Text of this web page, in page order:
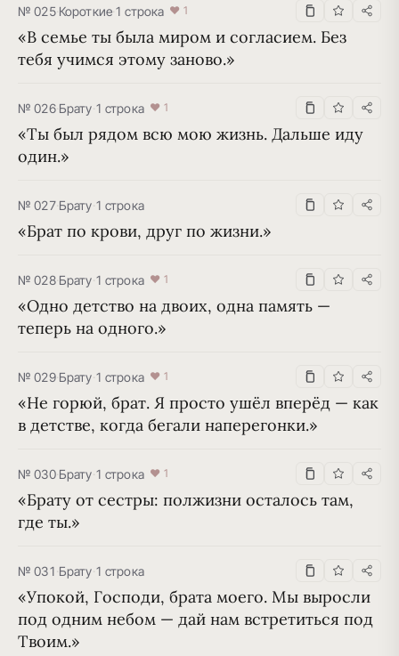
№ 025·Короткие·1 строка ♥ 1
«В семье ты была миром и согласием. Без
тебя учимся этому заново.»
№ 026·Брату·1 строка ♥ 1
«Ты был рядом всю мою жизнь. Дальше иду
один.»
№ 027·Брату·1 строка
«Брат по крови, друг по жизни.»
№ 028·Брату·1 строка ♥ 1
«Одно детство на двоих, одна память —
теперь на одного.»
№ 029·Брату·1 строка ♥ 1
«Не горюй, брат. Я просто ушёл вперёд — как
в детстве, когда бегали наперегонки.»
№ 030·Брату·1 строка ♥ 1
«Брату от сестры: полжизни осталось там,
где ты.»
№ 031·Брату·1 строка
«Упокой, Господи, брата моего. Мы выросли
под одним небом — дай нам встретиться под
Твоим.»